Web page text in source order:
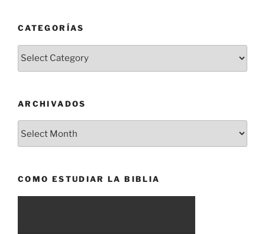
CATEGORÍAS
Categorías
ARCHIVADOS
COMO ESTUDIAR LA BIBLIA